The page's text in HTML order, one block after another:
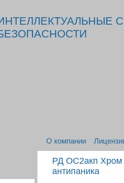
О компании
РД ОС2акп Хром
антипаника